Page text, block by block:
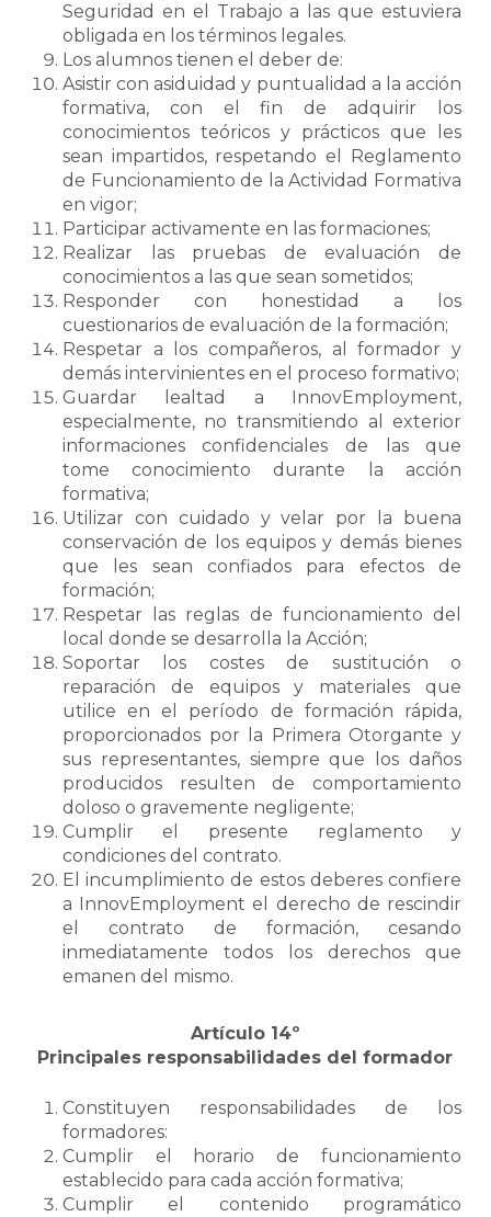
Seguridad en el Trabajo a las que estuviera
obligada en los términos legales.
Los alumnos tienen el deber de:
Asistir con asiduidad y puntualidad a la acción
formativa, con el fin de adquirir los
conocimientos teóricos y prácticos que les
sean impartidos, respetando el Reglamento
de Funcionamiento de la Actividad Formativa
en vigor;
Participar activamente en las formaciones;
Realizar las pruebas de evaluación de
conocimientos a las que sean sometidos;
Responder con honestidad a los
cuestionarios de evaluación de la formación;
Respetar a los compañeros, al formador y
demás intervinientes en el proceso formativo;
Guardar lealtad a InnovEmployment,
especialmente, no transmitiendo al exterior
informaciones confidenciales de las que
tome conocimiento durante la acción
formativa;
Utilizar con cuidado y velar por la buena
conservación de los equipos y demás bienes
que les sean confiados para efectos de
formación;
Respetar las reglas de funcionamiento del
local donde se desarrolla la Acción;
Soportar los costes de sustitución o
reparación de equipos y materiales que
utilice en el período de formación rápida,
proporcionados por la Primera Otorgante y
sus representantes, siempre que los daños
producidos resulten de comportamiento
doloso o gravemente negligente;
Cumplir el presente reglamento y
condiciones del contrato.
El incumplimiento de estos deberes confiere
a InnovEmployment el derecho de rescindir
el contrato de formación, cesando
inmediatamente todos los derechos que
emanen del mismo.
Artículo 14º
Principales responsabilidades del formador
Constituyen responsabilidades de los
formadores:
Cumplir el horario de funcionamiento
establecido para cada acción formativa;
Cumplir el contenido programático